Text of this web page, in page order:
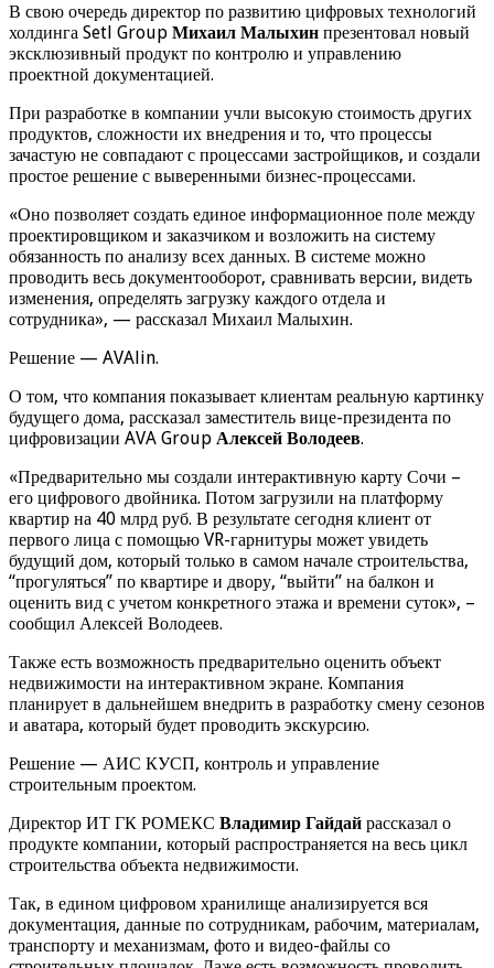
В свою очередь директор по развитию цифровых технологий
холдинга Setl Group Михаил Малыхин презентовал новый
эксклюзивный продукт по контролю и управлению
проектной документацией.
При разработке в компании учли высокую стоимость других
продуктов, сложности их внедрения и то, что процессы
зачастую не совпадают с процессами застройщиков, и создали
простое решение с выверенными бизнес-процессами.
«Оно позволяет создать единое информационное поле между
проектировщиком и заказчиком и возложить на систему
обязанность по анализу всех данных. В системе можно
проводить весь документооборот, сравнивать версии, видеть
изменения, определять загрузку каждого отдела и
сотрудника», — рассказал Михаил Малыхин.
Решение — AVAlin.
О том, что компания показывает клиентам реальную картинку
будущего дома, рассказал заместитель вице-президента по
цифровизации AVA Group Алексей Володеев.
«Предварительно мы создали интерактивную карту Сочи –
его цифрового двойника. Потом загрузили на платформу
квартир на 40 млрд руб. В результате сегодня клиент от
первого лица с помощью VR-гарнитуры может увидеть
будущий дом, который только в самом начале строительства,
“прогуляться” по квартире и двору, “выйти” на балкон и
оценить вид с учетом конкретного этажа и времени суток», –
сообщил Алексей Володеев.
Также есть возможность предварительно оценить объект
недвижимости на интерактивном экране. Компания
планирует в дальнейшем внедрить в разработку смену сезонов
и аватара, который будет проводить экскурсию.
Решение — АИС КУСП, контроль и управление
строительным проектом.
Директор ИТ ГК РОМЕКС Владимир Гайдай рассказал о
продукте компании, который распространяется на весь цикл
строительства объекта недвижимости.
Так, в едином цифровом хранилище анализируется вся
документация, данные по сотрудникам, рабочим, материалам,
транспорту и механизмам, фото и видео-файлы со